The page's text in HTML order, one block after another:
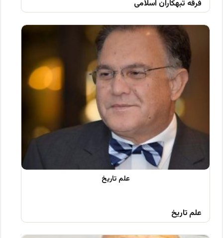
فرقه تبهکاران اسلامی
علم تاریخ